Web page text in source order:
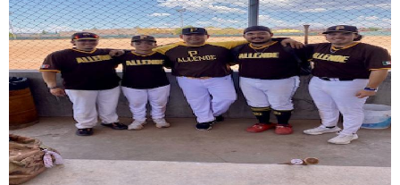
Extra +